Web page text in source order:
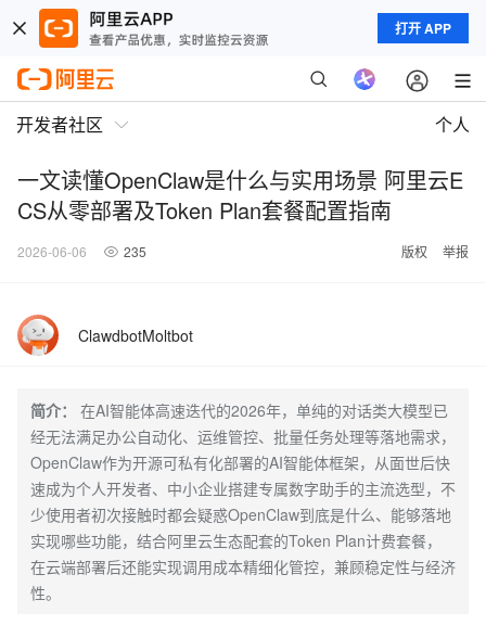
打开 APP
开发者社区 个人
一文读懂OpenClaw是什么与实用场景 阿里云E
CS从零部署及Token Plan套餐配置指南
2026-06-06 235 版权 举报
ClawdbotMoltbot
简介：
在AI智能体高速迭代的2026年，单纯的对话类大模型已
经无法满足办公自动化、运维管控、批量任务处理等落地需求，
OpenClaw作为开源可私有化部署的AI智能体框架，从面世后快
速成为个人开发者、中小企业搭建专属数字助手的主流选型，不
少使用者初次接触时都会疑惑OpenClaw到底是什么、能够落地
实现哪些功能，结合阿里云生态配套的Token Plan计费套餐，
在云端部署后还能实现调用成本精细化管控，兼顾稳定性与经济
性。